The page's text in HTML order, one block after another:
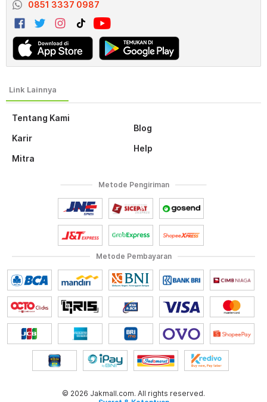
Tentang Kami
Karir
Mitra
Blog
Help
0851 3337 0987
Metode Pembayaran
Metode Pengiriman
© 2026 Jakmall.com. All rights reserved.